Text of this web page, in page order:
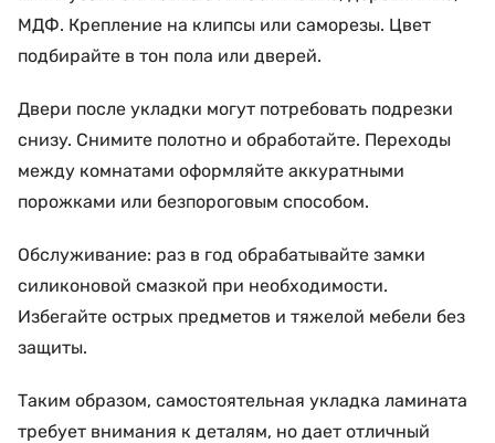
МДФ. Крепление на клипсы или саморезы. Цвет
подбирайте в тон пола или дверей.
Двери после укладки могут потребовать подрезки
снизу. Снимите полотно и обработайте. Переходы
между комнатами оформляйте аккуратными
порожками или безпороговым способом.
Обслуживание: раз в год обрабатывайте замки
силиконовой смазкой при необходимости.
Избегайте острых предметов и тяжелой мебели без
защиты.
Таким образом, самостоятельная укладка ламината
требует внимания к деталям, но дает отличный